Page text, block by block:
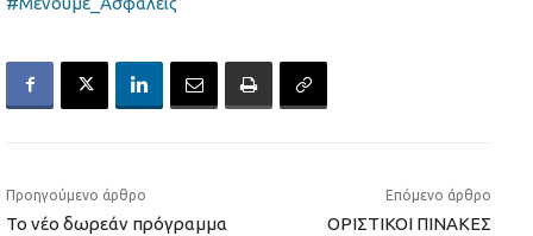
Προηγούμενο άρθρο
Το νέο δωρεάν πρόγραμμα
Επόμενο άρθρο
ΟΡΙΣΤΙΚΟΙ ΠΙΝΑΚΕΣ